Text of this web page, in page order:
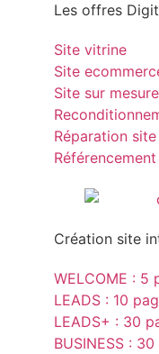
Les offres
Site vitrine
Site
Site sur mesure
Réparation site
Référencement
Création site
WELCOME : 5
LEADS : 10
LEADS+ : 30
BUSINESS :